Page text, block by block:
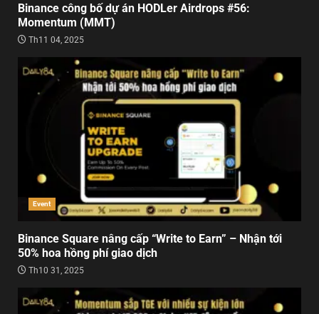
Binance công bố dự án HODLer Airdrops #56:
Momentum (MMT)
Th11 04, 2025
Event
Binance Square nâng cấp “Write to Earn” – Nhận tới
50% hoa hồng phí giao dịch
Th10 31, 2025